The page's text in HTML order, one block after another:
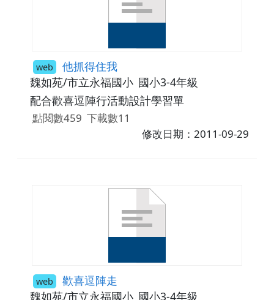
web 他抓得住我
魏如苑/市立永福國小 國小3-4年級
配合歡喜逗陣行活動設計學習單
點閱數459 下載數11
修改日期：2011-09-29
web 歡喜逗陣走
魏如苑/市立永福國小 國小3-4年級